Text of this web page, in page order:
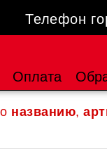
Телефон
Оплата
названию,